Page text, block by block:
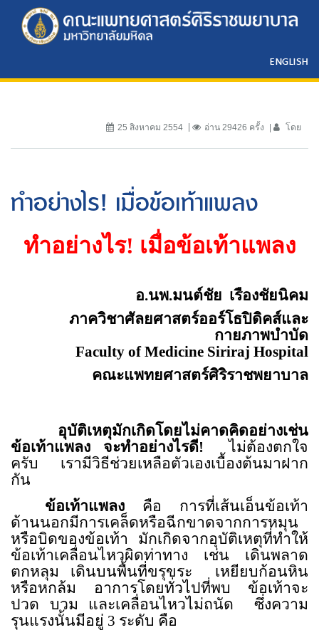
ENGLISH
25 สิงหาคม 2554 อ่าน 29426 ครั้ง โดย
ทำอย่างไร! เมื่อข้อเท้าแพลง
ทำอย่างไร! เมื่อข้อเท้าแพลง
อ.นพ.มนต์ชัย เรืองชัยนิคม
ภาควิชาศัลยศาสตร์ออร์โธปิดิคส์และ
กายภาพบำบัด
Faculty ofMedicine Siriraj Hospital
คณะแพทยศาสตร์ศิริราชพยาบาล
อุบัติเหตุมักเกิดโดยไม่คาดคิดอย่างเช่น
ข้อเท้าแพลง จะทำอย่างไรดี!
ไม่ต้องตกใจ
ครับ เรามีวิธีช่วยเหลือตัวเองเบื้องต้นมาฝาก
กัน
ข้อเท้าแพลง คือ การที่เส้นเอ็นข้อเท้า
ด้านนอกมีการเคล็ดหรือฉีกขาดจากการหมุน
หรือบิดของข้อเท้า
มักเกิดจากอุบัติเหตุที่ทำให้
ข้อเท้าเคลื่อนไหวผิดท่าทาง เช่น เดินพลาด
ตกหลุม เดินบนพื้นที่ขรุขระ
เหยียบก้อนหิน
หรือหกล้ม อาการโดยทั่วไปที่พบ ข้อเท้าจะ
ปวด บวม และเคลื่อนไหวไม่ถนัด
ซึ่งความ
รุนแรงนั้นมีอยู่ 3 ระดับ คือ